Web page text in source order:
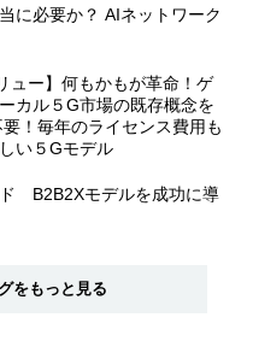
に必要か？ AIネットワーク
ュー】何もかもが革命！ゲ
カル５G市場の既存概念を
！毎年のライセンス費用も
い５Gモデル
B2B2Xモデルを成功に導
をもっと見る